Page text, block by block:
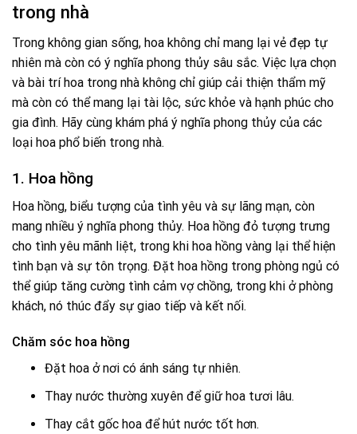
trong nhà
Trong không gian sống, hoa không chỉ mang lại vẻ đẹp tự
nhiên mà còn có ý nghĩa phong thủy sâu sắc. Việc lựa chọn
và bài trí hoa trong nhà không chỉ giúp cải thiện thẩm mỹ
mà còn có thể mang lại tài lộc, sức khỏe và hạnh phúc cho
gia đình. Hãy cùng khám phá ý nghĩa phong thủy của các
loại hoa phổ biến trong nhà.
1. Hoa hồng
Hoa hồng, biểu tượng của tình yêu và sự lãng mạn, còn
mang nhiều ý nghĩa phong thủy. Hoa hồng đỏ tượng trưng
cho tình yêu mãnh liệt, trong khi hoa hồng vàng lại thể hiện
tình bạn và sự tôn trọng. Đặt hoa hồng trong phòng ngủ có
thể giúp tăng cường tình cảm vợ chồng, trong khi ở phòng
khách, nó thúc đẩy sự giao tiếp và kết nối.
Chăm sóc hoa hồng
Đặt hoa ở nơi có ánh sáng tự nhiên.
Thay nước thường xuyên để giữ hoa tươi lâu.
Thay cắt gốc hoa để hút nước tốt hơn.